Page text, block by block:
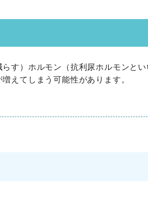
す）ホルモン（抗利尿ホルモンとい
えてしまう可能性があります。